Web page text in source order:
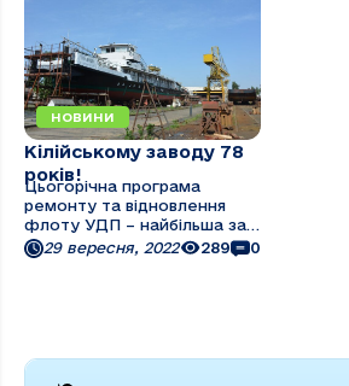
НОВИНИ
Кілійському заводу 78
років!
Цьогорічна програма
ремонту та відновлення
флоту УДП – найбільша за
останнє десятиріччя. Через
заводські потужності вже
проводилися всі види робіт
29 вересня, 2022 289 0